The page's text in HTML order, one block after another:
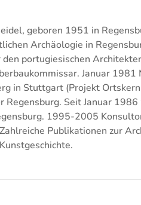
geboren 1951 in
Archäologie in
portugiesischen
Januar
in Stuttgart (Projekt
Regensburg. Seit Januar
1995-2005
Publikationen zur